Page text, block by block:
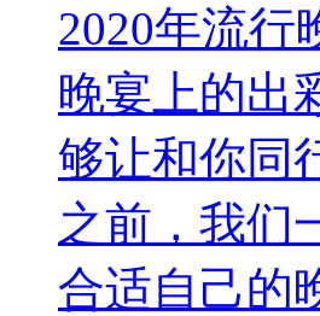
2020年流行
晚宴上的出
够让和你同
之前，我们
合适自己的